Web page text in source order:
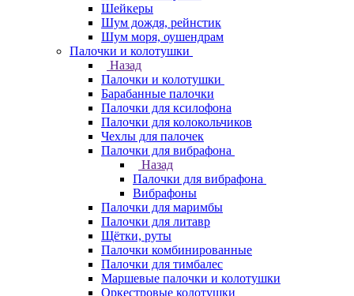
Шейкеры
Шум дождя, рейнстик
Шум моря, оушендрам
Палочки и колотушки
Назад
Палочки и колотушки
Барабанные палочки
Палочки для ксилофона
Палочки для колокольчиков
Чехлы для палочек
Палочки для вибрафона
Назад
Палочки для вибрафона
Вибрафоны
Палочки для маримбы
Палочки для литавр
Щётки, руты
Палочки комбинированные
Палочки для тимбалес
Маршевые палочки и колотушки
Оркестровые колотушки